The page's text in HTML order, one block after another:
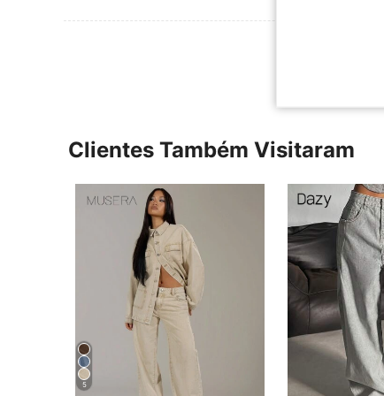
Clientes Também Visitaram
5